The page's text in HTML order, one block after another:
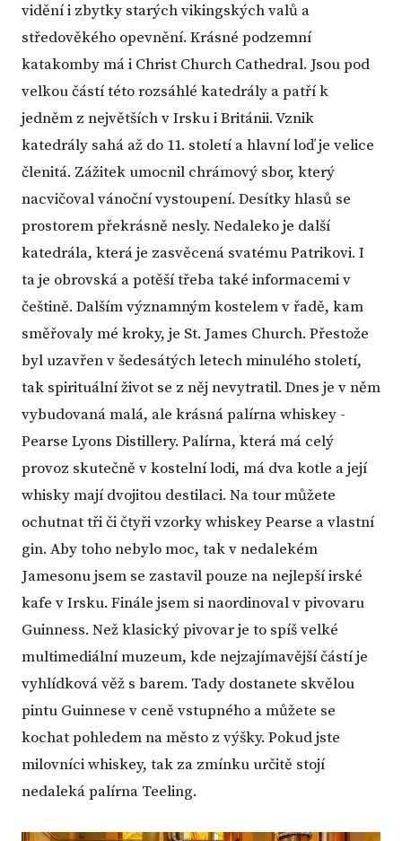
vidění i zbytky starých vikingských valů a
středověkého opevnění. Krásné podzemní
katakomby má i Christ Church Cathedral. Jsou pod
velkou částí této rozsáhlé katedrály a patří k
jedněm z největších v Irsku i Británii. Vznik
katedrály sahá až do 11. století a hlavní loď je velice
členitá. Zážitek umocnil chrámový sbor, který
nacvičoval vánoční vystoupení. Desítky hlasů se
prostorem překrásně nesly. Nedaleko je další
katedrála, která je zasvěcená svatému Patrikovi. I
ta je obrovská a potěší třeba také informacemi v
češtině. Dalším významným kostelem v řadě, kam
směřovaly mé kroky, je St. James Church. Přestože
byl uzavřen v šedesátých letech minulého století,
tak spirituální život se z něj nevytratil. Dnes je v něm
vybudovaná malá, ale krásná palírna whiskey -
Pearse Lyons Distillery. Palírna, která má celý
provoz skutečně v kostelní lodi, má dva kotle a její
whisky mají dvojitou destilaci. Na tour můžete
ochutnat tři či čtyři vzorky whiskey Pearse a vlastní
gin. Aby toho nebylo moc, tak v nedalekém
Jamesonu jsem se zastavil pouze na nejlepší irské
kafe v Irsku. Finále jsem si naordinoval v pivovaru
Guinness. Než klasický pivovar je to spíš velké
multimediální muzeum, kde nejzajímavější částí je
vyhlídková věž s barem. Tady dostanete skvělou
pintu Guinnese v ceně vstupného a můžete se
kochat pohledem na město z výšky. Pokud jste
milovníci whiskey, tak za zmínku určitě stojí
nedaleká palírna Teeling.